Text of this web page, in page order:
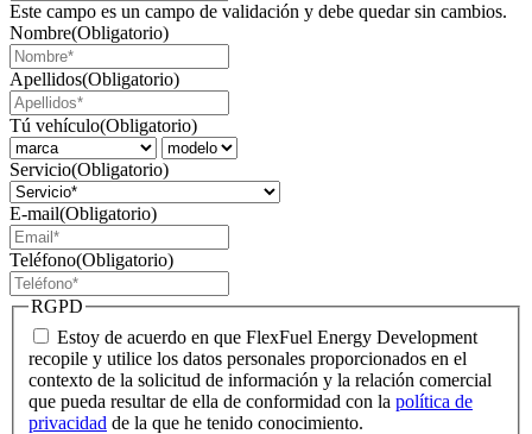
Este campo es un campo de validación y debe quedar sin cambios.
Nombre(Obligatorio)
Apellidos(Obligatorio)
Tú vehículo(Obligatorio)
Servicio(Obligatorio)
E-mail(Obligatorio)
Teléfono(Obligatorio)
RGPD
Estoy de acuerdo en que FlexFuel Energy Development
recopile y utilice los datos personales proporcionados en el
contexto de la solicitud de información y la relación comercial
que pueda resultar de ella de conformidad con la política de
privacidad de la que he tenido conocimiento.